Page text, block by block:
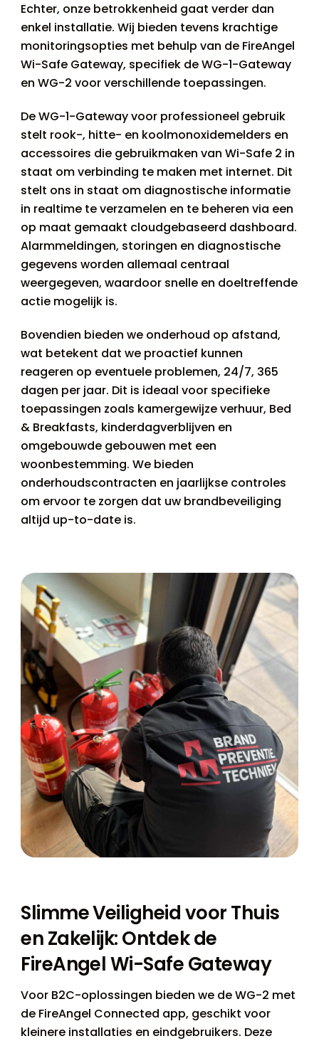
Echter, onze betrokkenheid gaat verder dan
enkel installatie. Wij bieden tevens krachtige
monitoringsopties met behulp van de FireAngel
Wi-Safe Gateway, specifiek de WG-1-Gateway
en WG-2 voor verschillende toepassingen.
De WG-1-Gateway voor professioneel gebruik
stelt rook-, hitte- en koolmonoxidemelders en
accessoires die gebruikmaken van Wi-Safe 2 in
staat om verbinding te maken met internet. Dit
stelt ons in staat om diagnostische informatie
in realtime te verzamelen en te beheren via een
op maat gemaakt cloudgebaseerd dashboard.
Alarmmeldingen, storingen en diagnostische
gegevens worden allemaal centraal
weergegeven, waardoor snelle en doeltreffende
actie mogelijk is.
Bovendien bieden we onderhoud op afstand,
wat betekent dat we proactief kunnen
reageren op eventuele problemen, 24/7, 365
dagen per jaar. Dit is ideaal voor specifieke
toepassingen zoals kamergewijze verhuur, Bed
& Breakfasts, kinderdagverblijven en
omgebouwde gebouwen met een
woonbestemming. We bieden
onderhoudscontracten en jaarlijkse controles
om ervoor te zorgen dat uw brandbeveiliging
altijd up-to-date is.
Slimme Veiligheid voor Thuis
en Zakelijk: Ontdek de
FireAngel Wi-Safe Gateway
Voor B2C-oplossingen bieden we de WG-2 met
de FireAngel Connected app, geschikt voor
kleinere installaties en eindgebruikers. Deze